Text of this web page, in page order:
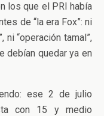
los que el PRI había
de “la era Fox”: ni
ni “operación tamal”,
debían quedar ya en
ese 2 de julio
con 15 y medio